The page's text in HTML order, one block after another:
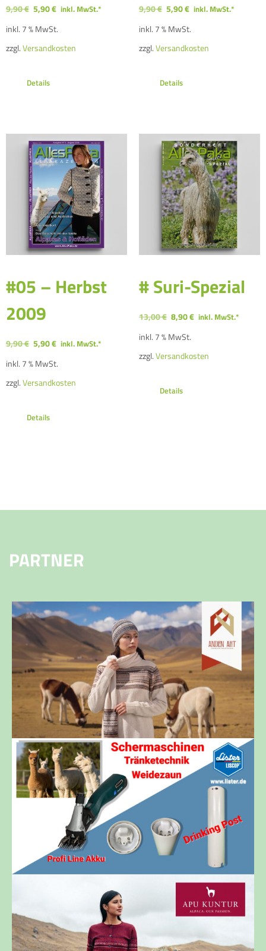
9,90€ 5,90€ inkl. MwSt.*
inkl. 7 % MwSt.
zzgl.Versandkosten
Details
9,90€ 5,90€ inkl. MwSt.*
inkl. 7 % MwSt.
zzgl.Versandkosten
Details
#05 – Herbst
2009
9,90€ 5,90€ inkl. MwSt.*
inkl. 7 % MwSt.
zzgl.Versandkosten
Details
# Suri-Spezial
13,00€ 8,90€ inkl. MwSt.*
inkl. 7 % MwSt.
zzgl.Versandkosten
Details
PARTNER